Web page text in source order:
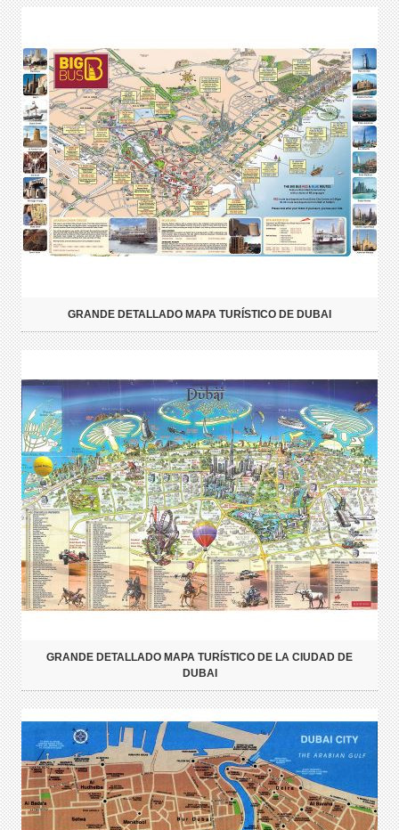
GRANDE DETALLADO MAPA TURÍSTICO DE DUBAI
GRANDE DETALLADO MAPA TURÍSTICO DE LA CIUDAD DE
DUBAI